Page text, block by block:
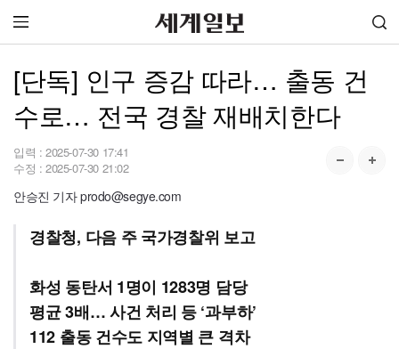
[단독] 인구 증감 따라… 출동 건
수로… 전국 경찰 재배치한다
입력 : 2025-07-30 17:41
수정 : 2025-07-30 21:02
안승진 기자 prodo@segye.com
경찰청, 다음 주 국가경찰위 보고
화성 동탄서 1명이 1283명 담당
평균 3배… 사건 처리 등 ‘과부하’
112 출동 건수도 지역별 큰 격차